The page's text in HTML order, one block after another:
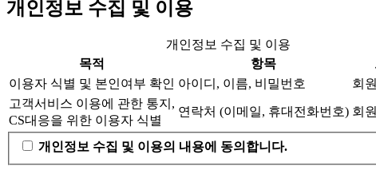
개인정보 수집 및 이용
개인정보 수집 및 이용
목적
항목
이용자 식별 및 본인여부 확인 아이디, 이름, 비밀번호
회
고객서비스 이용에 관한 통지,
CS대응을 위한 이용자 식별
연락처 (이메일, 휴대전화번호) 회
개인정보 수집 및 이용의 내용에 동의합니다.